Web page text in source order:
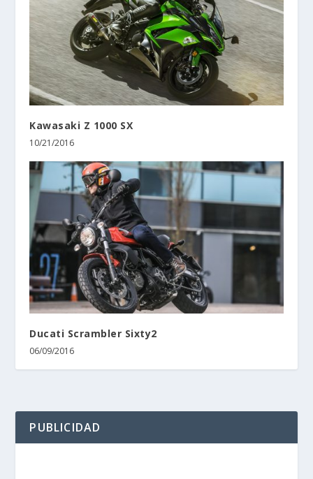
Kawasaki Z 1000 SX
10/21/2016
Ducati Scrambler Sixty2
06/09/2016
PUBLICIDAD